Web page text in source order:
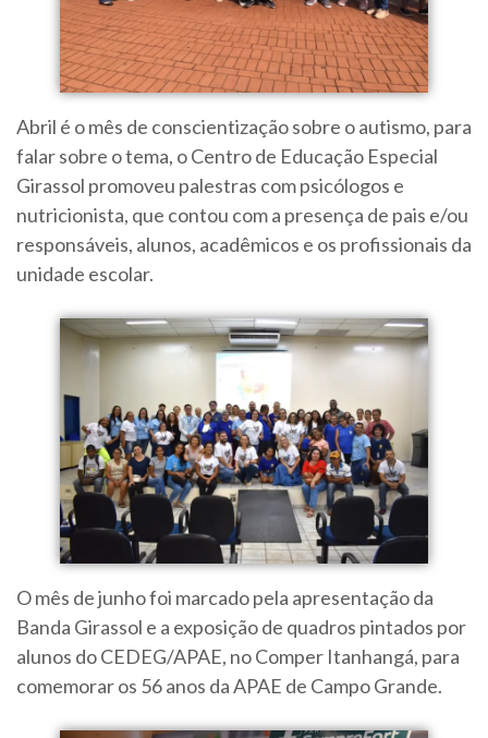
Abril é o mês de conscientização sobre o autismo, para
falar sobre o tema, o Centro de Educação Especial
Girassol promoveu palestras com psicólogos e
nutricionista, que contou com a presença de pais e/ou
responsáveis, alunos, acadêmicos e os profissionais da
unidade escolar.
O mês de junho foi marcado pela apresentação da
Banda Girassol e a exposição de quadros pintados por
alunos do CEDEG/APAE, no Comper Itanhangá, para
comemorar os 56 anos da APAE de Campo Grande.